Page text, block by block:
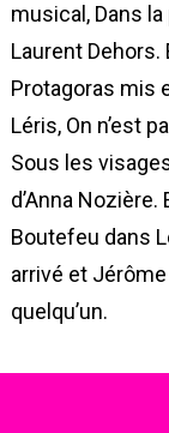
musical, Dans
Laurent Dehors.
Protagoras mis
Léris, On n’est
Sous les
d’Anna
Boutefeu dans
arrivé et
quelqu’un.